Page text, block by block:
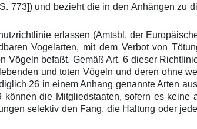
773]) und bezieht die in den Anhängen zu
erlassen (Amtsbl. der
Vogelarten, mit dem Verbot von
Vögeln befaßt. Gemäß Art. 6 dieser
und toten Vögeln und deren ohne
26 in einem Anhang genannte Arten
können die Mitgliedstaaten, sofern es keine
selektiv den Fang, die Haltung oder